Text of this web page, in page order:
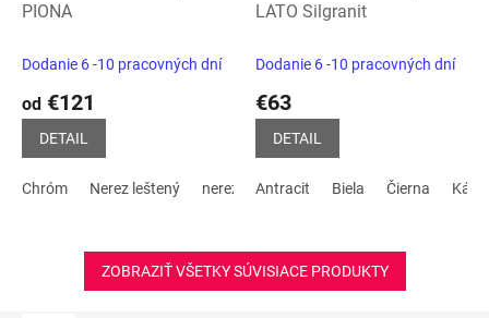
PIONA
Dodanie 6 -10 pracovných dní
od €121
DETAIL
Chróm Nerez leštený nerez matný
LATO Silgranit
Dodanie 6 -10 pracovných dní
€63
DETAIL
Antracit Biela Čierna
ZOBRAZIŤ VŠETKY SÚVISIACE PRODUKTY